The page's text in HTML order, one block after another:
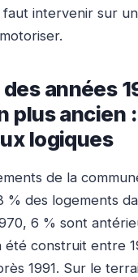
faut intervenir sur
années
plus ancien
logiques
de la
% des logements
6 % sont
été construit entre
1991. Sur le